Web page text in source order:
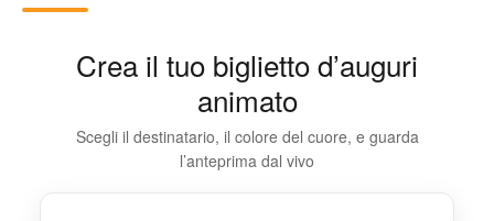
Crea il tuo biglietto d’auguri
animato
Scegli il destinatario, il colore del cuore, e guarda
l’anteprima dal vivo